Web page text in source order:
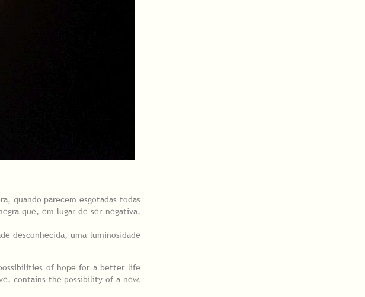
quando parecem esgotadas todas
que, em lugar de ser negativa,
desconhecida, uma luminosidade
of hope for a better life
contains the possibility of a new,